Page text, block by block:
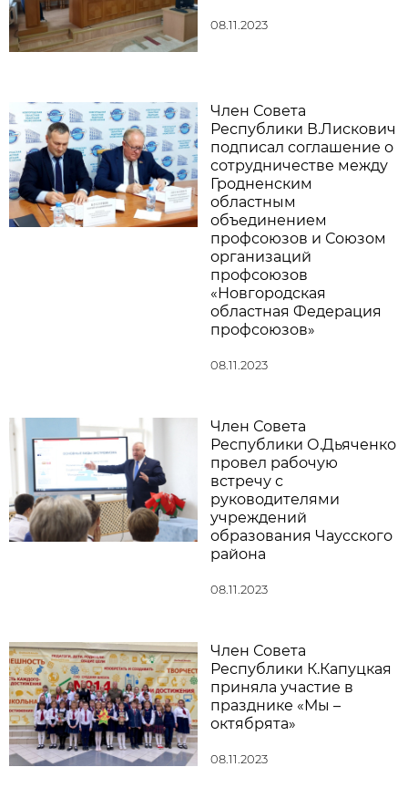
08.11.2023
Член Совета
Республики В.Лискович
подписал соглашение о
сотрудничестве между
Гродненским
областным
объединением
профсоюзов и Союзом
организаций
профсоюзов
«Новгородская
областная Федерация
профсоюзов»
08.11.2023
Член Совета
Республики О.Дьяченко
провел рабочую
встречу с
руководителями
учреждений
образования Чаусского
района
08.11.2023
Член Совета
Республики К.Капуцкая
приняла участие в
празднике «Мы –
октябрята»
08.11.2023